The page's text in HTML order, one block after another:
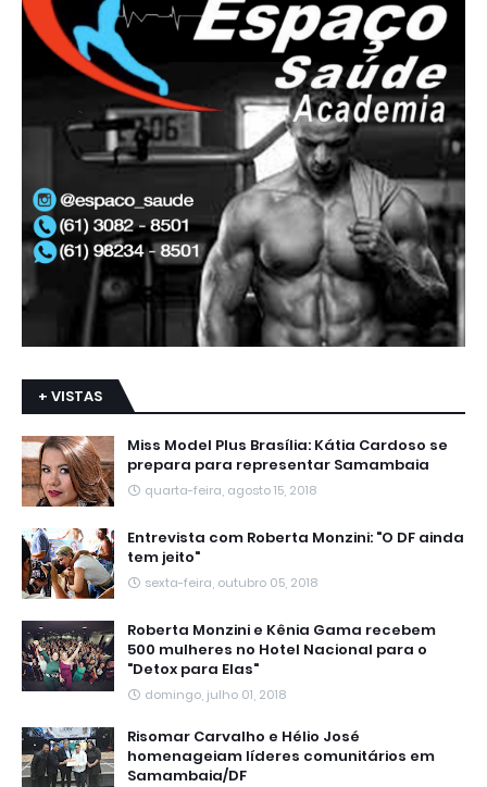
+ VISTAS
Miss Model Plus Brasília: Kátia Cardoso se
prepara para representar Samambaia
quarta-feira, agosto 15, 2018
Entrevista com Roberta Monzini: "O DF ainda
tem jeito"
sexta-feira, outubro 05, 2018
Roberta Monzini e Kênia Gama recebem
500 mulheres no Hotel Nacional para o
"Detox para Elas"
domingo, julho 01, 2018
Risomar Carvalho e Hélio José
homenageiam líderes comunitários em
Samambaia/DF